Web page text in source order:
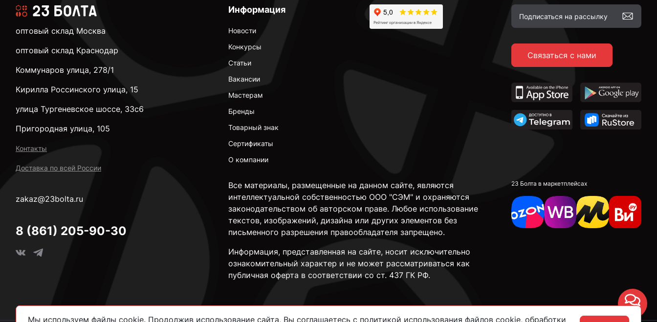
Информация
Новости
Конкурсы
Статьи
Вакансии
Мастерам
Бренды
Товарный знак
Сертификаты
О компании
Связаться с нами
Все материалы, размещенные на данном сайте, являются
интеллектуальной собственностью ООО "СЭМ" и охраняются
законодательством об авторском праве. Любое использование
текстов, изображений, дизайна или других элементов без
письменного разрешения правообладателя запрещено.
Информация, представленная на сайте, носит исключительно
ознакомительный характер и не может рассматриваться как
публичная оферта в соответствии со ст. 437 ГК РФ.
23 Болта в маркетплейсах
оптовый склад Москва
оптовый склад Краснодар
Коммунаров улица, 278/1
Кирилла Россинского улица, 15
улица Тургеневское шоссе, 33с6
Пригородная улица, 105
Контакты
Доставка по всей России
zakaz@23bolta.ru
8 (861) 205-90-30
Мы используем файлы cookie. Продолжив использование сайта, Вы соглашаетесь с политикой использования файлов cookie, обработки